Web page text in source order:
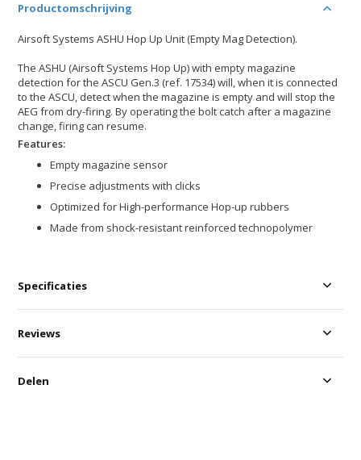
Productomschrijving
Airsoft Systems ASHU Hop Up Unit (Empty Mag Detection).
The ASHU (Airsoft Systems Hop Up) with empty magazine
detection for the ASCU Gen.3 (ref. 17534) will, when it is connected
to the ASCU, detect when the magazine is empty and will stop the
AEG from dry-firing. By operating the bolt catch after a magazine
change, firing can resume.
Features:
Empty magazine sensor
Precise adjustments with clicks
Optimized for High-performance Hop-up rubbers
Made from shock-resistant reinforced technopolymer
Specificaties
Reviews
Delen